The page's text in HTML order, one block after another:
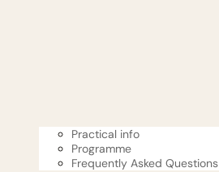
Practical info
Programme
Frequently Asked Questions